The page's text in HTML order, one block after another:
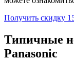
Получить скидку
Типичные
Panasonic